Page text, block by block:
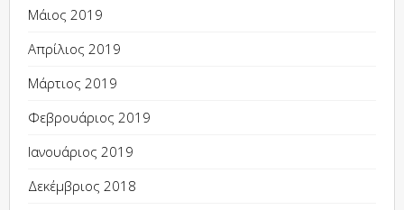
Μάιος 2019
Απρίλιος 2019
Μάρτιος 2019
Φεβρουάριος 2019
Ιανουάριος 2019
Δεκέμβριος 2018